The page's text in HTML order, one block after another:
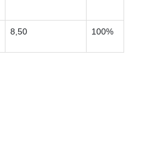
8,50 100%